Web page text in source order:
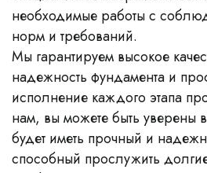
необходимые работы с
норм и требований.
Мы гарантируем высокое
надежность фундамента и
исполнение каждого этапа
нам, вы можете быть уверены
будет иметь прочный и
способный прослужить